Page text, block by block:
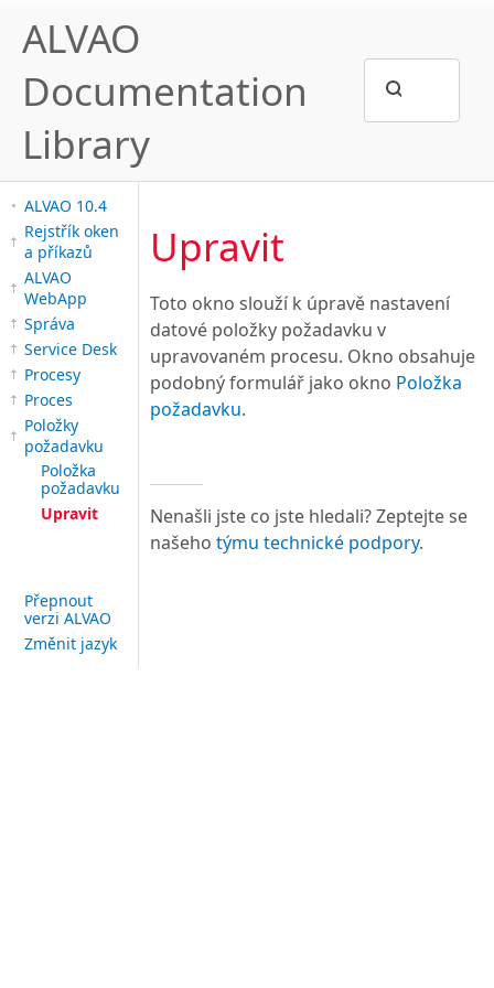
ALVAO
Documentation
Library
ALVAO 10.4
Rejstřík oken
a příkazů
ALVAO
WebApp
Správa
Service Desk
Procesy
Proces
Položky
požadavku
Položka
požadavku
Upravit
Přepnout
verzi ALVAO
Změnit jazyk
Upravit
Toto okno slouží k úpravě nastavení
datové položky požadavku v
upravovaném procesu. Okno obsahuje
podobný formulář jako okno Položka
požadavku.
Nenašli jste co jste hledali? Zeptejte se
našeho týmu technické podpory.